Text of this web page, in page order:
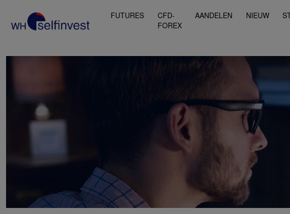
FUTURES
CFD-
FOREX
AANDELEN NIEUW